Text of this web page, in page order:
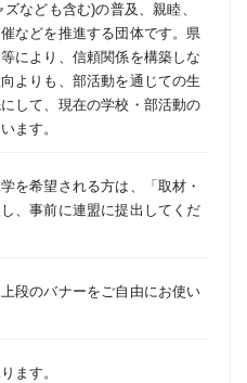
なども含む)の普及、親睦、
などを推進する団体です。県
により、信頼関係を構築しな
よりも、部活動を通じての生
して、現在の学校・部活動の
ます。
を希望される方は、「 取材・
、事前に連盟に提出してくだ
段のバナーをご自由にお使い
ます。